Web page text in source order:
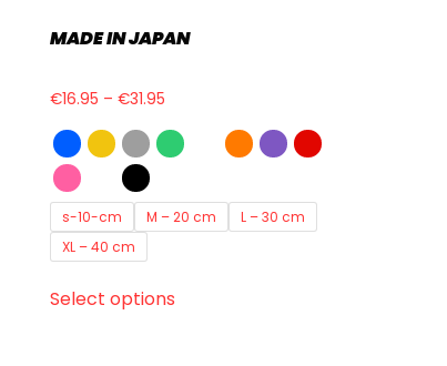
MADE IN JAPAN
€16.95 – €31.95
s-10-cm M – 20 cm
L – 30 cm
XL – 40 cm
Select options